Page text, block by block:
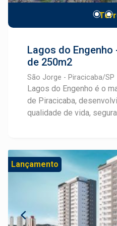
contemporânea. Garanta sua unidade neste
lançamento exclusivo. A
atendimento
Lagos do
de 250m2
São Jorge - Piracicaba/SP
Lagos do Engenho é o
de Piracicaba,
qualidade de vida,
infraestrutura completa,
rede de água e esgoto,
iluminação pública,
que valorizam o contato
proporcionam bem-estar no
grandes diferenciais do
ampla área de lazer,
Lançamento